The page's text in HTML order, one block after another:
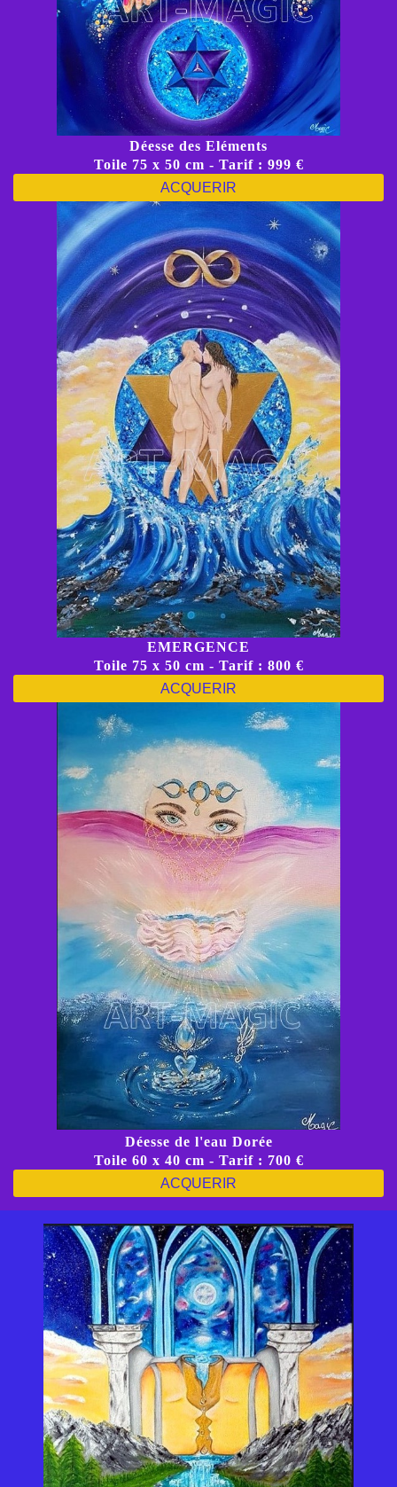
Déesse des Eléments
Toile 75 x 50 cm - Tarif : 999 €
ACQUERIR
EMERGENCE
Toile 75 x 50 cm - Tarif : 800 €
ACQUERIR
Déesse de l'eau Dorée
Toile 60 x 40 cm - Tarif : 700 €
ACQUERIR